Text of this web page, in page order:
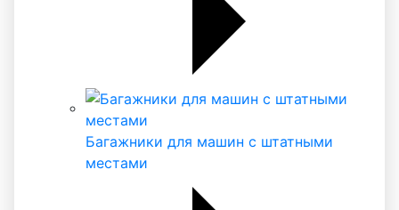
Багажники для машин с штатными
местами